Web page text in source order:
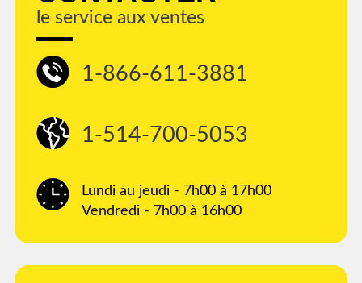
le service aux ventes
1-866-611-3881
1-514-700-5053
Lundi au jeudi - 7h00 à 17h00
Vendredi - 7h00 à 16h00